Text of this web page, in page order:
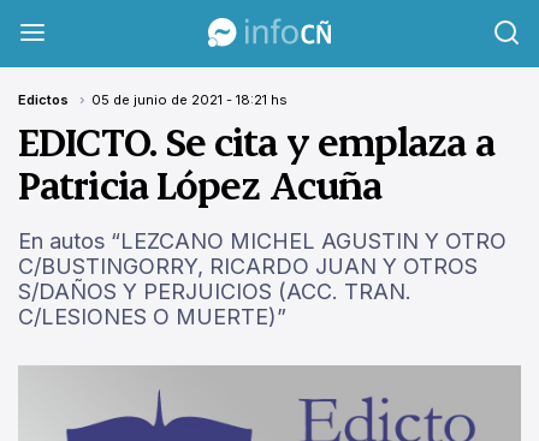
Edictos 05 de junio de 2021 - 18:21 hs
EDICTO. Se cita y emplaza a
Patricia López Acuña
En autos “LEZCANO MICHEL AGUSTIN Y OTRO
C/BUSTINGORRY, RICARDO JUAN Y OTROS
S/DAÑOS Y PERJUICIOS (ACC. TRAN.
C/LESIONES O MUERTE)”